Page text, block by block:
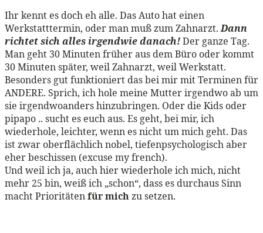
Ihr kennt es doch eh alle. Das Auto hat einen
Werkstatttermin, oder man muß zum Zahnarzt.Dann
richtet sich alles irgendwie danach!Der ganze Tag.
Man geht 30 Minuten früher aus dem Büro oder kommt
30 Minuten später, weil Zahnarzt, weil Werkstatt.
Besonders gut funktioniert das bei mir mit Terminen für
ANDERE. Sprich, ich hole meine Mutter irgendwo ab um
sie irgendwoanders hinzubringen. Oder die Kids oder
pipapo .. sucht es euch aus. Es geht, bei mir, ich
wiederhole, leichter, wenn es nicht um mich geht. Das
ist zwar oberflächlich nobel, tiefenpsychologisch aber
eher beschissen (excuse my french).
Und weil ich ja, auch hier wiederhole ich mich, nicht
mehr 25 bin, weiß ich „schon“, dass es durchaus Sinn
macht Prioritätenfür michzu setzen.